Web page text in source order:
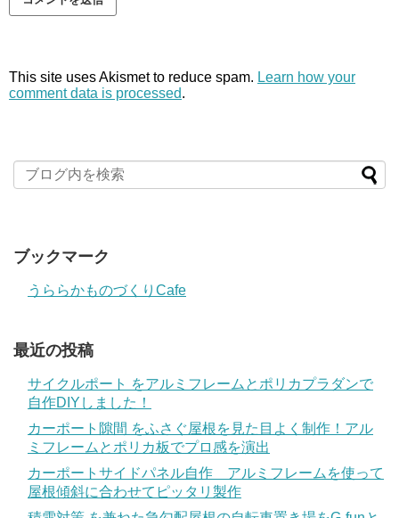
This site uses Akismet to reduce spam. Learn how your
comment data is processed.
ブックマーク
うららかものづくりCafe
最近の投稿
サイクルポート をアルミフレームとポリカプラダンで
自作DIYしました！
カーポート隙間 をふさぐ屋根を見た目よく制作！アル
ミフレームとポリカ板でプロ感を演出
カーポートサイドパネル自作 アルミフレームを使って
屋根傾斜に合わせてピッタリ製作